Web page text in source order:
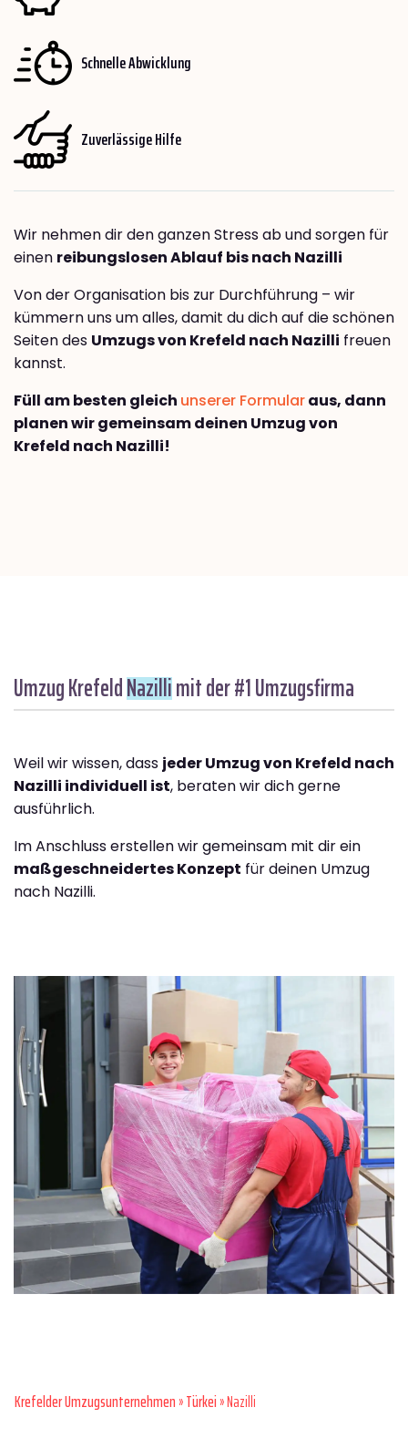
Schnelle Abwicklung
Zuverlässige Hilfe
Wir nehmen dir den ganzen Stress ab und sorgen für
einen reibungslosen Ablauf bis nach Nazilli
Von der Organisation bis zur Durchführung – wir
kümmern uns um alles, damit du dich auf die schönen
Seiten des Umzugs von Krefeld nach Nazilli freuen
kannst.
Füll am besten gleich unserer Formularaus, dann
planen wir gemeinsam deinen Umzug von
Krefeld nach Nazilli!
Umzug KrefeldNazillimit der #1 Umzugsfirma
Weil wir wissen, dass jeder Umzug von Krefeld nach
Nazilli individuell ist, beraten wir dich gerne
ausführlich.
Im Anschluss erstellen wir gemeinsam mit dir ein
maßgeschneidertes Konzept für deinen Umzug
nach Nazilli.
Krefelder Umzugsunternehmen»Türkei» Nazilli